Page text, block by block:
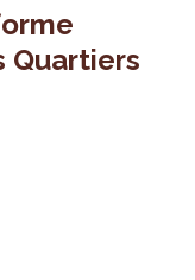
Quartiers